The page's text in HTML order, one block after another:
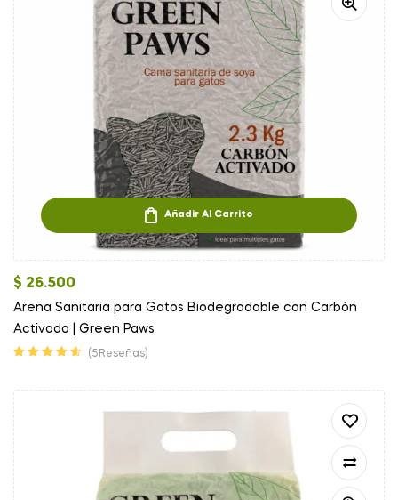
Añadir Al Carrito
$ 26.500
Arena Sanitaria para Gatos Biodegradable con Carbón
Activado | Green Paws
(5Reseñas)